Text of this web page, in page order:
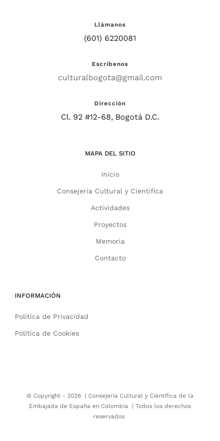
Llámanos
(601) 6220081
Escríbenos
culturalbogota@gmail.com
Dirección
Cl. 92 #12-68, Bogotá D.C.
MAPA DEL SITIO
Inicio
Consejería Cultural y Científica
Actividades
Proyectos
Memoria
Contacto
INFORMACIÓN
Política de Privacidad
Política de Cookies
© Copyright - 2026 | Consejería Cultural y Científica de la
Embajada de España en Colombia | Todos los derechos
reservados